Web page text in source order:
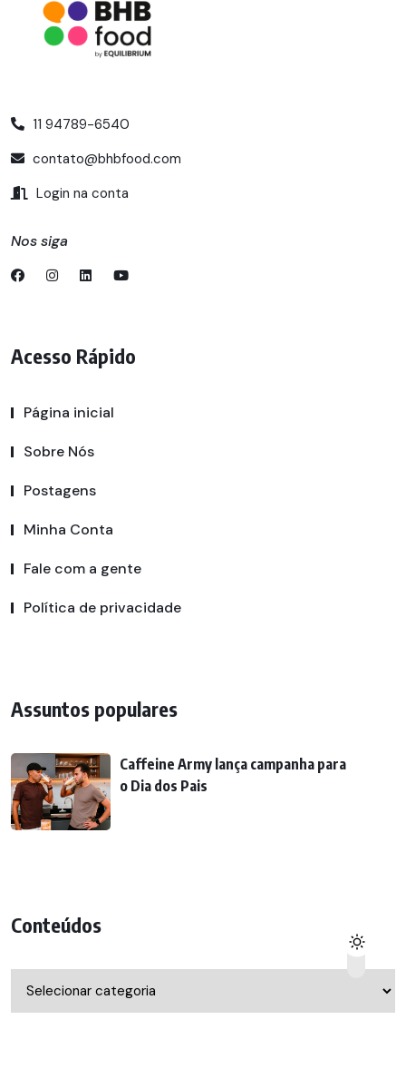
11 94789-6540
contato@bhbfood.com
Login na conta
Nos siga
Acesso Rápido
Página inicial
Sobre Nós
Postagens
Minha Conta
Fale com a gente
Política de privacidade
Assuntos populares
Caffeine Army lança campanha para
o Dia dos Pais
Conteúdos